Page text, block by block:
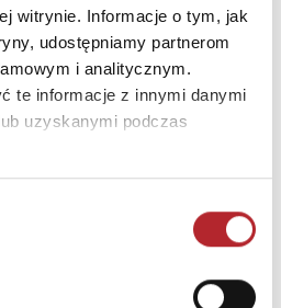
witrynie. Informacje o tym, jak
udostępniamy partnerom
i analitycznym.
te informacje z innymi danymi
uzyskanymi podczas
TOP 100
Wyłączność